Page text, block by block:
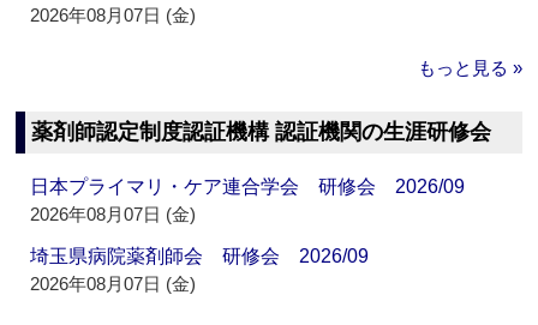
2026年08月07日 (金)
もっと見る »
薬剤師認定制度認証機構 認証機関の生涯研修会
日本プライマリ・ケア連合学会 研修会 2026/09
2026年08月07日 (金)
埼玉県病院薬剤師会 研修会 2026/09
2026年08月07日 (金)